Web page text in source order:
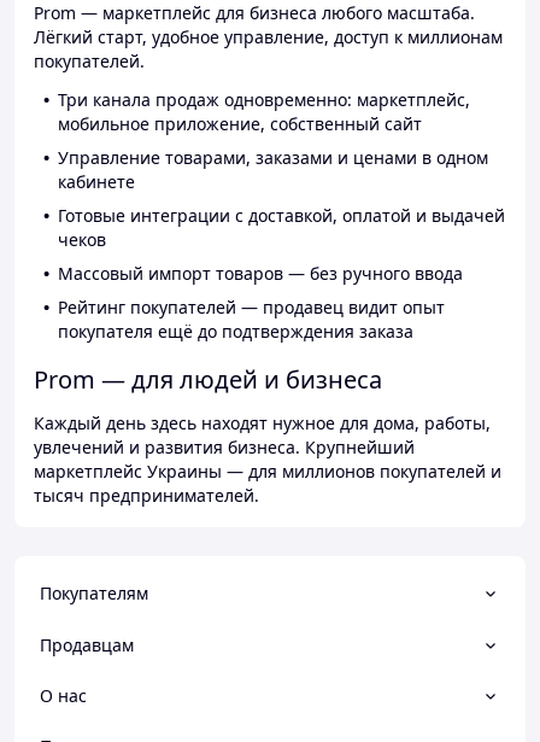
Prom — маркетплейс для бизнеса любого масштаба.
Лёгкий старт, удобное управление, доступ к миллионам
покупателей.
Три канала продаж одновременно: маркетплейс,
мобильное приложение, собственный сайт
Управление товарами, заказами и ценами в одном
кабинете
Готовые интеграции с доставкой, оплатой и выдачей
чеков
Массовый импорт товаров — без ручного ввода
Рейтинг покупателей — продавец видит опыт
покупателя ещё до подтверждения заказа
Prom — для людей и бизнеса
Каждый день здесь находят нужное для дома, работы,
увлечений и развития бизнеса. Крупнейший
маркетплейс Украины — для миллионов покупателей и
тысяч предпринимателей.
Покупателям
Продавцам
О нас